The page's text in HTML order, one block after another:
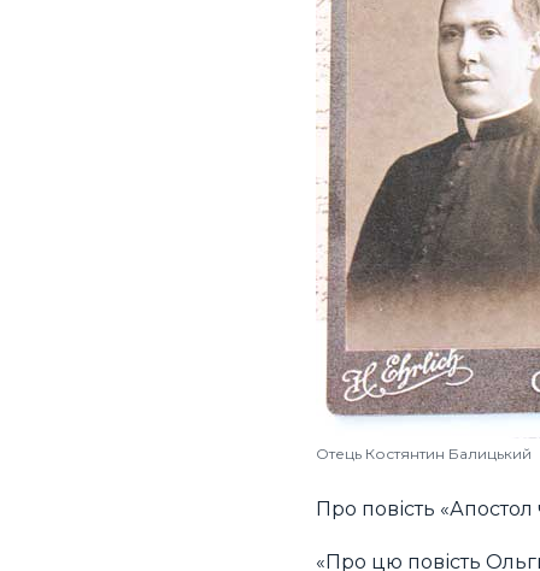
Отець Костянтин Балицький
Про повість «Апостол
«Про цю повість